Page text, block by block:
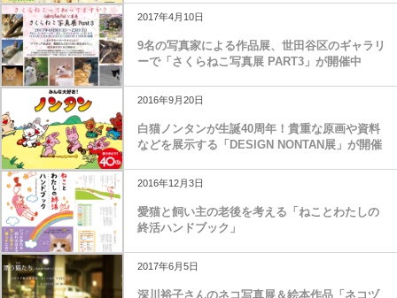
2017年4月10日
9名の写真家による作品展、世田谷区のギャラリ
ーで「さくらねこ写真展 PART3」が開催中
2016年9月20日
白猫ノンタンが生誕40周年！貴重な原画や資料
などを展示する「DESIGN NONTAN展」が開催
2016年12月3日
愛猫と飼い主の老後を考える「ねことわたしの
終活ハンドブック」
2017年6月5日
深川裕子さんのネコ写真展＆絵本作品「ネコヅ